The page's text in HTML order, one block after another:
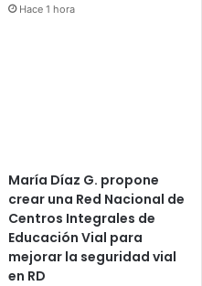
Hace 1 hora
María Díaz G. propone
crear una Red Nacional de
Centros Integrales de
Educación Vial para
mejorar la seguridad vial
en RD